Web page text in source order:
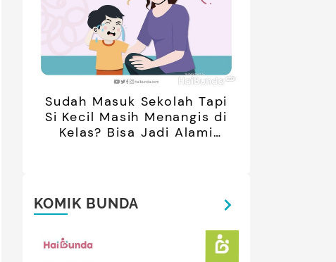
Sudah Masuk Sekolah Tapi
Si Kecil Masih Menangis di
Kelas? Bisa Jadi Alami
KOMIK BUNDA